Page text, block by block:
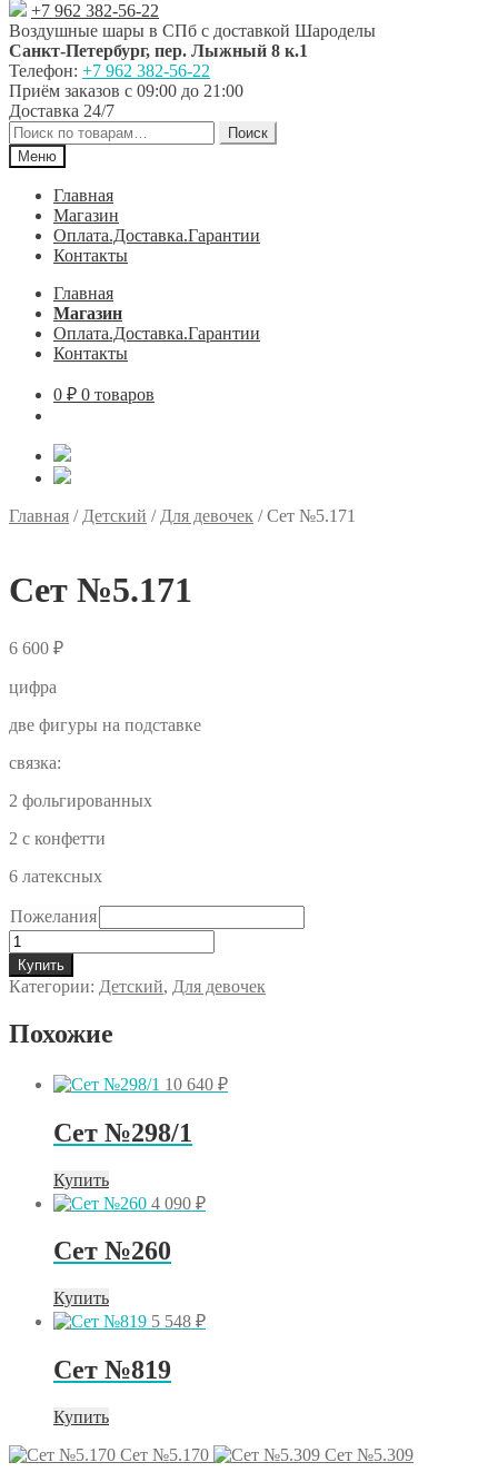
+7 962 382-56-22
Воздушные шары в СПб с доставкой Шароделы
Санкт-Петербург, пер. Лыжный 8 к.1
Телефон: +7 962 382-56-22
Приём заказов с 09:00 до 21:00
Доставка 24/7
Искать:
Поиск
Меню
Главная
Магазин
Оплата.Доставка.Гарантии
Контакты
Главная
Магазин
Оплата.Доставка.Гарантии
Контакты
0 ₽ 0 товаров
Главная / Детский / Для девочек /Сет №5.171
Сет №5.171
6 600 ₽
цифра
две фигуры на подставке
связка:
2 фольгированных
2 с конфетти
6 латексных
Пожелания
Количество
товара
Сет
№5.171
Купить
Категории: Детский, Для девочек
Похожие
10 640 ₽
Сет №298/1
Купить
4 090 ₽
Сет №260
Купить
5 548 ₽
Сет №819
Купить
Сет №5.170
Сет №5.309